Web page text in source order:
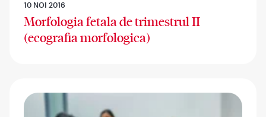
10 NOI 2016
Morfologia fetala de trimestrul II
(ecografia morfologica)